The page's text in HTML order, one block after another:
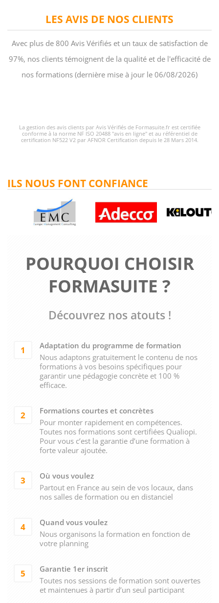
LES AVIS DE NOS CLIENTS
Avec plus de 800 Avis Vérifiés et un taux de satisfaction de
97%, nos clients témoignent de la qualité et de l'efficacité de
nos formations (dernière mise à jour le 06/08/2026)
La gestion des avis clients par Avis Vérifiés de Formasuite.fr est certifiée
conforme à la norme NF ISO 20488 "avis en ligne" et au référentiel de
certification NF522 V2 par AFNOR Certification depuis le 28 Mars 2014.
POURQUOI CHOISIR
FORMASUITE ?
Découvrez nos atouts !
1
Adaptation du programme de formation
Nous adaptons gratuitement le contenu de nos
formations à vos besoins spécifiques pour
garantir une pédagogie concrète et 100 %
efficace.
2
Formations courtes et concrètes
Pour monter rapidement en compétences.
Toutes nos formations sont certifiées Qualiopi.
Pour vous c’est la garantie d’une formation à
forte valeur ajoutée.
3
Où vous voulez
Partout en France au sein de vos locaux, dans
nos salles de formation ou en distanciel
4
Quand vous voulez
Nous organisons la formation en fonction de
votre planning
5
Garantie 1er inscrit
Toutes nos sessions de formation sont ouvertes
et maintenues à partir d’un seul participant
ILS NOUS FONT CONFIANCE